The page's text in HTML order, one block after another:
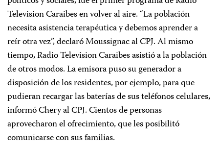
Television Caraibes en volver al aire. “La población
necesita asistencia terapéutica y debemos aprender a
reír otra vez”, declaró Moussignac al CPJ. Al mismo
tiempo, Radio Television Caraibes asistió a la población
de otros modos. La emisora puso su generador a
disposición de los residentes, por ejemplo, para que
pudieran recargar las baterías de sus teléfonos celulares,
informó Chery al CPJ. Cientos de personas
aprovecharon el ofrecimiento, que les posibilitó
comunicarse con sus familias.